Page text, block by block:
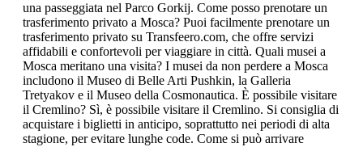
una passeggiata nel Parco Gorkij. Come posso prenotare un
trasferimento privato a Mosca? Puoi facilmente prenotare un
trasferimento privato su Transfeero.com, che offre servizi
affidabili e confortevoli per viaggiare in città. Quali musei a
Mosca meritano una visita? I musei da non perdere a Mosca
includono il Museo di Belle Arti Pushkin, la Galleria
Tretyakov e il Museo della Cosmonautica. È possibile visitare
il Cremlino? Sì, è possibile visitare il Cremlino. Si consiglia di
acquistare i biglietti in anticipo, soprattutto nei periodi di alta
stagione, per evitare lunghe code. Come si può arrivare